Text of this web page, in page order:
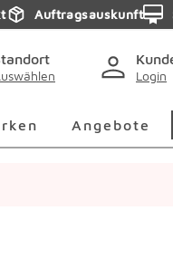
Auftragsauskunft
Login
Marken
Angebote